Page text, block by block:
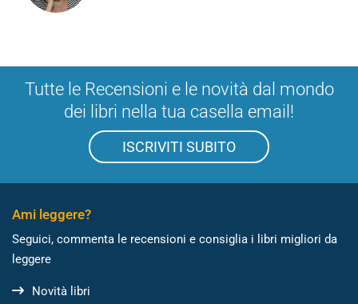
Tutte le Recensioni e le novità dal mondo
dei libri nella tua casella email!
ISCRIVITI SUBITO
Ami leggere?
Seguici, commenta le recensioni e consiglia i libri migliori da
leggere
Novità libri